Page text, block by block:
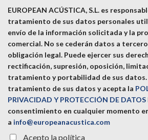
EUROPEAN ACÚSTICA, S.L. es
tratamiento de sus datos personales
envío de la información solicitada y la
comercial. No se cederán datos a
obligación legal. Puede ejercer sus
rectificación, supresión, oposición,
tratamiento y portabilidad de sus datos.
tratamiento de sus datos y acepta la
PRIVACIDAD Y PROTECCIÓN DE DATOS
consentimiento en cualquier momento
a info@europeanacustica.com
Acepto la política